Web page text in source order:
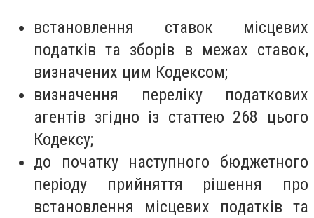
встановлення ставок місцевих
податків та зборів в межах ставок,
визначених цим Кодексом;
визначення переліку податкових
агентів згідно із статтею 268 цього
Кодексу;
до початку наступного бюджетного
періоду прийняття рішення про
встановлення місцевих податків та